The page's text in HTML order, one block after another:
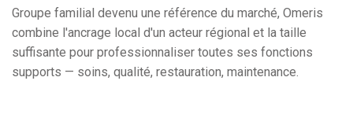
Groupe familial devenu une référence du marché, Omeris
combine l'ancrage local d'un acteur régional et la taille
suffisante pour professionnaliser toutes ses fonctions
supports — soins, qualité, restauration, maintenance.